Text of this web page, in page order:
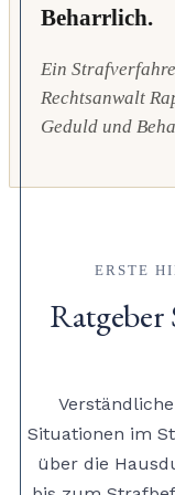
Beharrlich.
Ein
Rechtsanwalt
Geduld und
ERSTE
Situationen im
über die